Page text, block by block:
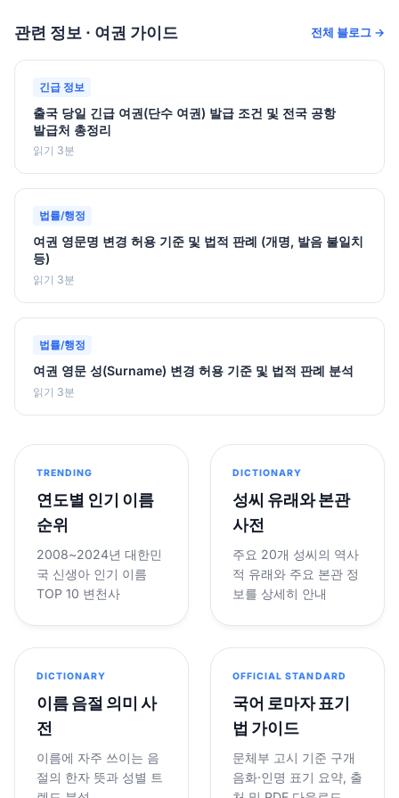
관련 정보 · 여권 가이드 전체 블로그 →
긴급 정보
출국 당일 긴급 여권(단수 여권) 발급 조건 및 전국 공항
발급처 총정리
읽기 3분
법률/행정
여권 영문명 변경 허용 기준 및 법적 판례 (개명, 발음 불일치
등)
읽기 3분
법률/행정
여권 영문 성(Surname) 변경 허용 기준 및 법적 판례 분석
읽기 3분
TRENDING
연도별 인기 이름
순위
2008~2024년 대한민
국 신생아 인기 이름
TOP 10 변천사
DICTIONARY
성씨 유래와 본관
사전
주요 20개 성씨의 역사
적 유래와 주요 본관 정
보를 상세히 안내
DICTIONARY
이름 음절 의미 사
전
이름에 자주 쓰이는 음
절의 한자 뜻과 성별 트
OFFICIAL STANDARD
국어 로마자 표기
법 가이드
문체부 고시 기준 구개
음화·인명 표기 요약, 출